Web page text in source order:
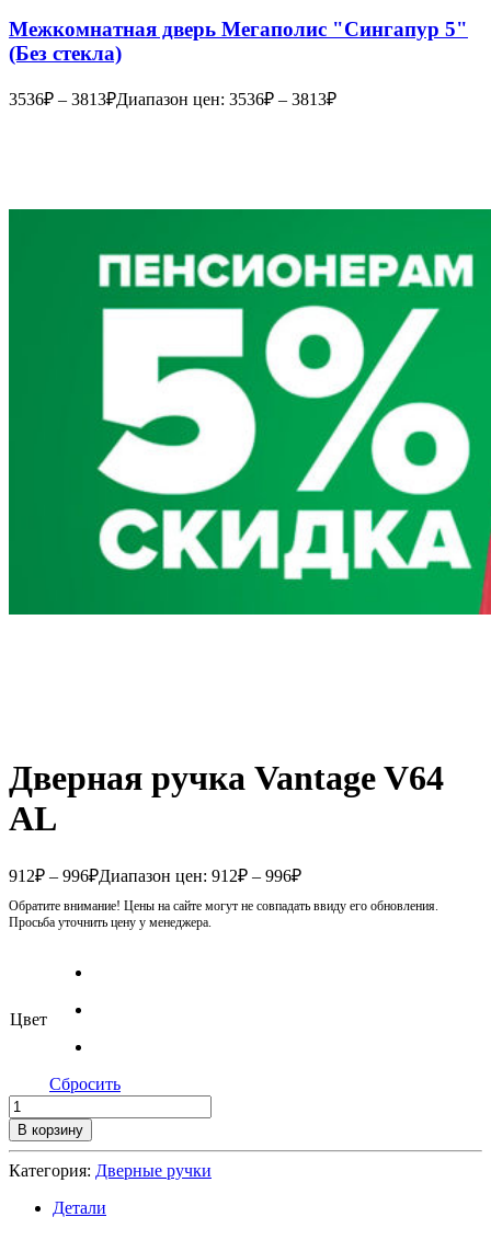
Межкомнатная дверь Мегаполис "Сингапур 5"
(Без стекла)
3536₽ – 3813₽Диапазон цен: 3536₽ – 3813₽
Дверная ручка Vantage V64
AL
912₽ – 996₽Диапазон цен: 912₽ – 996₽
Обратите внимание! Цены на сайте могут не совпадать ввиду его обновления.
Просьба уточнить цену у менеджера.
Цвет
Сбросить
В корзину
Категория: Дверные ручки
Детали